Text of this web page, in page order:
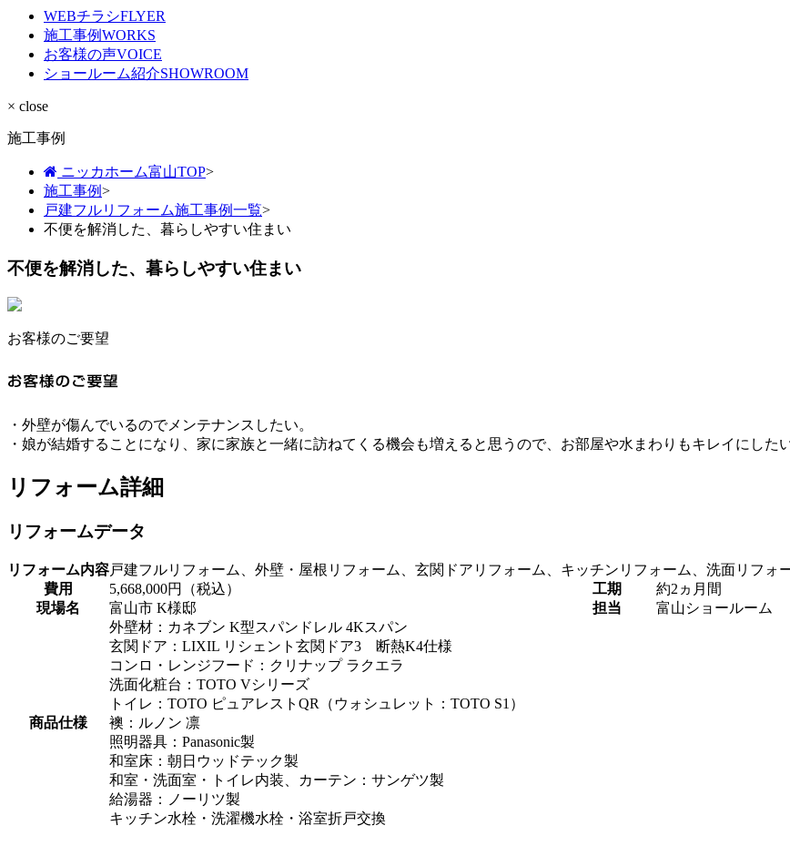
WEBチラシFLYER
施工事例WORKS
お客様の声VOICE
ショールーム紹介SHOWROOM
× close
施工事例
ニッカホーム富山TOP>
施工事例>
戸建フルリフォーム施工事例一覧>
不便を解消した、暮らしやすい住まい
不便を解消した、暮らしやすい住まい
お客様のご要望
・外壁が傷んでいるのでメンテナンスしたい。
・娘が結婚することになり、家に家族と一緒に訪ねてくる機会も増えると思うので、お部屋や水まわりもキレイにしたい
リフォーム詳細
リフォームデータ
リフォーム内容戸建フルリフォーム、外壁・屋根リフォーム、玄関ドアリフォーム、キッチンリフォーム、洗面リフォ
費用
5,668,000円（税込） 工期
約2ヵ月間
現場名
富山市 K様邸 担当 富山ショールーム
商品仕様
外壁材：カネブン K型スパンドレル 4Kスパン
玄関ドア：LIXIL リシェント玄関ドア3 断熱K4仕様
コンロ・レンジフード：クリナップ ラクエラ
洗面化粧台：TOTO Vシリーズ
トイレ：TOTO ピュアレストQR（ウォシュレット：TOTO S1）
襖：ルノン 凛
照明器具：Panasonic製
和室床：朝日ウッドテック製
和室・洗面室・トイレ内装、カーテン：サンゲツ製
給湯器：ノーリツ製
キッチン水栓・洗濯機水栓・浴室折戸交換